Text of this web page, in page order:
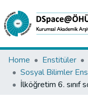
Collections
All of DSpace
Home Enstitüler